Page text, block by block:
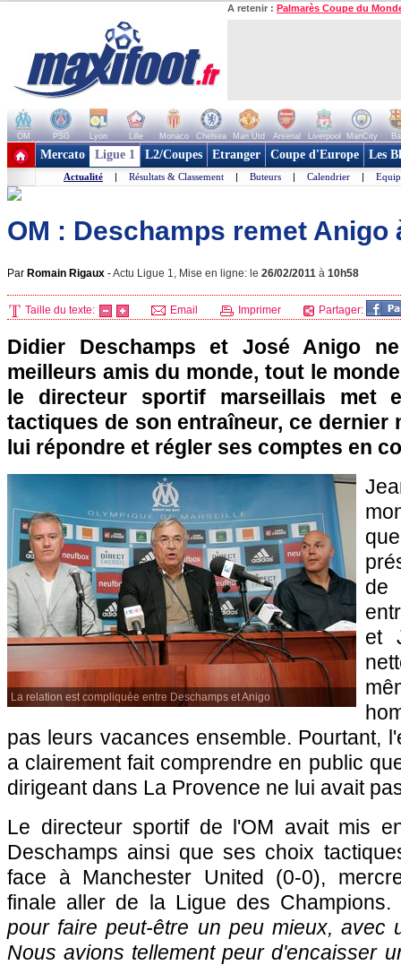
A retenir : Palmarès Coupe du
OM PSG Lyon Lille Monaco Chelsea Man Utd Arsenal Liverpool ManCity
+ de clubs
Mercato Ligue 1 L2/Coupes Etranger Coupe d'Europe Les
Actualité | Résultats & Classement | Buteurs | Calendrier |
OM : Deschamps remet Anigo
Par Romain Rigaux -Actu Ligue 1, Mise en ligne: le 26/02/2011 à 10h58
Taille du texte: Email Imprimer Partager:
Didier Deschamps et José Anigo
meilleurs amis du monde, tout le
le directeur sportif marseillais met
tactiques de son entraîneur, ce dernier
lui répondre et régler ses comptes en
La relation est compliquée entre Deschamps et Anigo
de
et
pas leurs vacances ensemble. Pourtant,
a clairement fait comprendre en public
dirigeant dans La Provence ne lui avait
Le directeur sportif de l'OM avait mis
Deschamps ainsi que ses choix
face à Manchester United (0-0),
finale aller de la Ligue des Champions.
pour faire peut-être un peu mieux, avec
Nous avions tellement peur d'encaisser